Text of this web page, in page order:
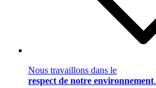
Nous travaillons dans le
respect de notre environnement.